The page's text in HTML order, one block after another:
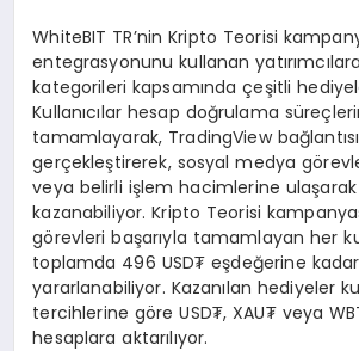
WhiteBIT TR’nin Kripto Teorisi
entegrasyonunu kullanan
kategorileri kapsamında çeşitli
Kullanıcılar hesap doğrulama
tamamlayarak, TradingView
gerçekleştirerek, sosyal medya
veya belirli işlem hacimlerine
kazanabiliyor. Kripto Teorisi
görevleri başarıyla tamamlayan her
toplamda 496 USD₮ eşdeğerine
yararlanabiliyor. Kazanılan hediyeler
tercihlerine göre USD₮, XAU₮ veya
hesaplara aktarılıyor.